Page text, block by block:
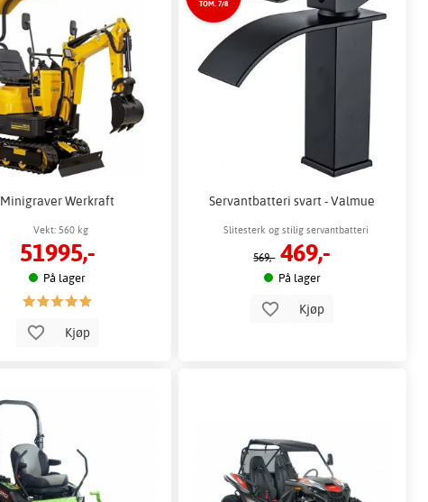
Minigraver Werkraft
Vekt: 560 kg
51995,-
På lager
Kjøp
TOM. 7/8
Servantbatteri svart - Valmue
Slitesterk og stilig servantbatteri
569,- 469,-
På lager
Kjøp